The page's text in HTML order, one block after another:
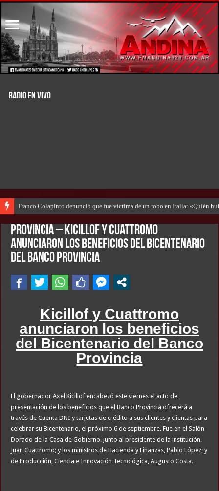
RADIO EN VIVO
Franco Colapinto denunció que fue víctima de un robo en Italia: «Quién
PROVINCIA – Kicillof y Cuattromo
anunciaron los beneficios del Bicentenario
del Banco Provincia
Kicillof y Cuattromo
anunciaron los beneficios
del Bicentenario del Banco
Provincia
El gobernador Axel Kicillof encabezó este viernes el acto de
presentación de los beneficios que el Banco Provincia ofrecerá a
través de Cuenta DNI y tarjetas de crédito a sus clientes y clientas para
celebrar su Bicentenario, el próximo 6 de septiembre. Fue en el Salón
Dorado de la Casa de Gobierno, junto al presidente de la institución,
Juan Cuattromo; y los ministros de Hacienda y Finanzas, Pablo López; y
de Producción, Ciencia e Innovación Tecnológica, Augusto Costa.